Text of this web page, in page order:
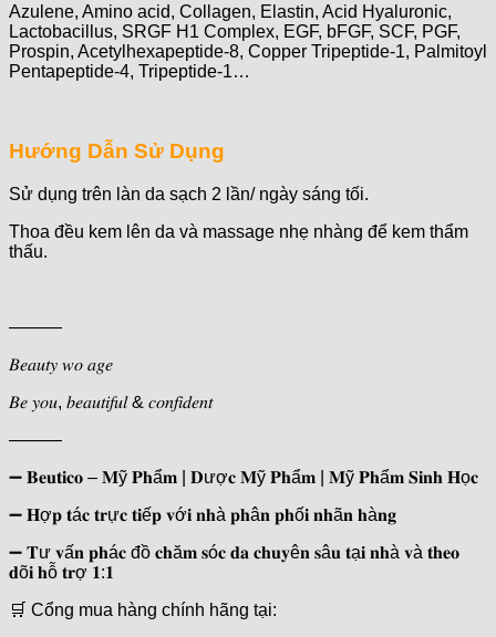
Azulene, Amino acid, Collagen, Elastin, Acid Hyaluronic,
Lactobacillus, SRGF H1 Complex, EGF, bFGF, SCF, PGF,
Prospin, Acetylhexapeptide-8, Copper Tripeptide-1, Palmitoyl
Pentapeptide-4, Tripeptide-1…
Hướng Dẫn Sử Dụng
Sử dụng trên làn da sạch 2 lần/ ngày sáng tối.
Thoa đều kem lên da và massage nhẹ nhàng để kem thẩm
thấu.
———
𝐵𝑒𝑎𝑢𝑡𝑦 𝑤𝑜 𝑎𝑔𝑒
𝐵𝑒 𝑦𝑜𝑢, 𝑏𝑒𝑎𝑢𝑡𝑖𝑓𝑢𝑙 & 𝑐𝑜𝑛𝑓𝑖𝑑𝑒𝑛𝑡
———
➖ 𝐁𝐞𝐮𝐭𝐢𝐜𝐨 – 𝐌ỹ 𝐏𝐡ẩ𝐦 | 𝐃ượ𝐜 𝐌ỹ 𝐏𝐡ẩ𝐦 | 𝐌ỹ 𝐏𝐡ẩ𝐦 𝐒𝐢𝐧𝐡 𝐇ọ𝐜
➖ 𝐇ợ𝐩 𝐭á𝐜 𝐭𝐫ự𝐜 𝐭𝐢ế𝐩 𝐯ớ𝐢 𝐧𝐡à 𝐩𝐡â𝐧 𝐩𝐡ố𝐢 𝐧𝐡ã𝐧 𝐡à𝐧𝐠
➖ 𝐓ư 𝐯ấ𝐧 𝐩𝐡á𝐜 đồ 𝐜𝐡ă𝐦 𝐬ó𝐜 𝐝𝐚 𝐜𝐡𝐮𝐲ê𝐧 𝐬â𝐮 𝐭ạ𝐢 𝐧𝐡à 𝐯à 𝐭𝐡𝐞𝐨
𝐝õ𝐢 𝐡ỗ 𝐭𝐫ợ 𝟏:𝟏
🛒 Cổng mua hàng chính hãng tại: